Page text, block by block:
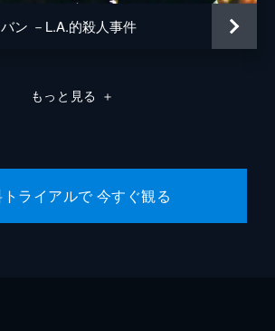
ン －L.A.的殺人事件
もっと見る ＋
ライアルで 今すぐ観る